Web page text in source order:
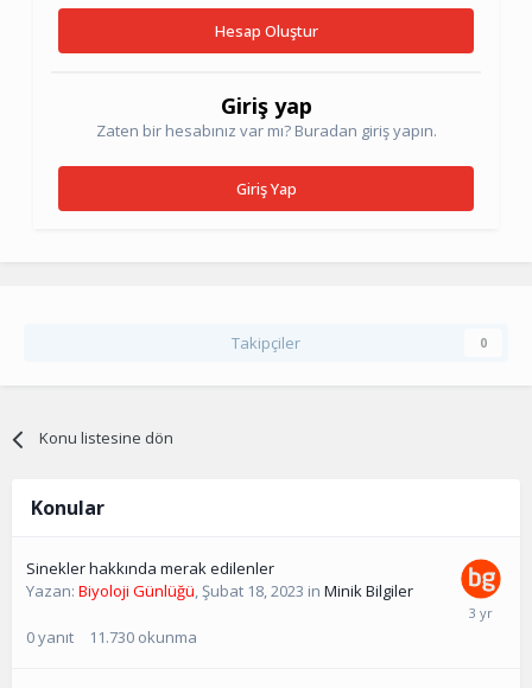
Hesap Oluştur
Giriş yap
Zaten bir hesabınız var mı? Buradan giriş yapın.
Giriş Yap
Takipçiler 0
Konu listesine dön
Konular
Sinekler hakkında merak edilenler
Yazan: Biyoloji Günlüğü,Şubat 18, 2023 in Minik Bilgiler
0yanıt 11.730 okunma